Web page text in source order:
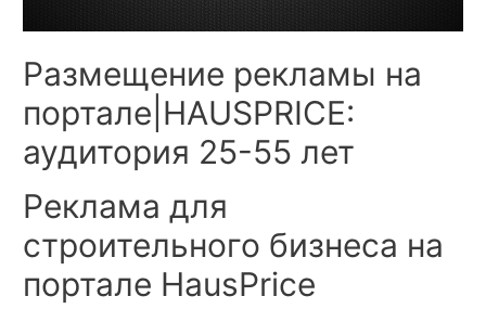
Размещение рекламы на
портале|HAUSPRICE:
аудитория 25-55 лет
Реклама для
строительного бизнеса на
портале HausPrice